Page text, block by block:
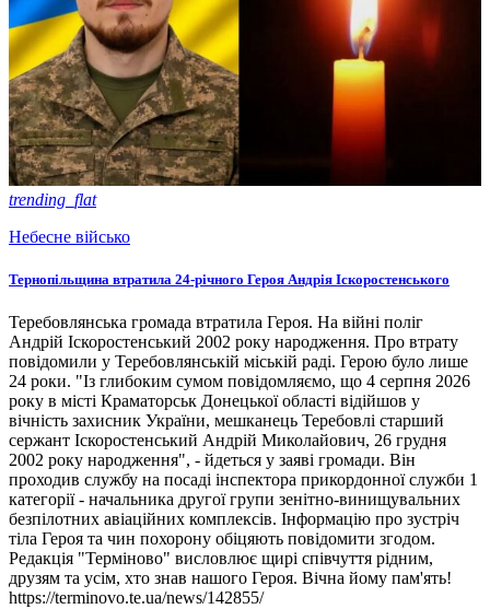
trending_flat
Небесне військо
Тернопільщина втратила 24-річного Героя Андрія Іскоростенського
Теребовлянська громада втратила Героя. На війні поліг
Андрій Іскоростенський 2002 року народження. Про втрату
повідомили у Теребовлянській міській раді. Герою було лише
24 роки. "Із глибоким сумом повідомляємо, що 4 серпня 2026
року в місті Краматорськ Донецької області відійшов у
вічність захисник України, мешканець Теребовлі старший
сержант Іскоростенський Андрій Миколайович, 26 грудня
2002 року народження", - йдеться у заяві громади. Він
проходив службу на посаді інспектора прикордонної служби 1
категорії - начальника другої групи зенітно-винищувальних
безпілотних авіаційних комплексів. Інформацію про зустріч
тіла Героя та чин похорону обіцяють повідомити згодом.
Редакція "Терміново" висловлює щирі співчуття рідним,
друзям та усім, хто знав нашого Героя. Вічна йому пам'ять!
https://terminovo.te.ua/news/142855/